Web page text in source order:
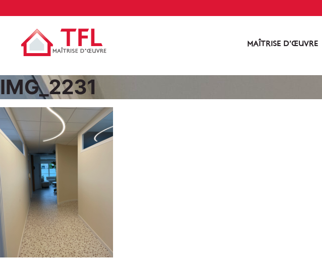
MAÎTRISE D’ŒUVRE
IMG_2231